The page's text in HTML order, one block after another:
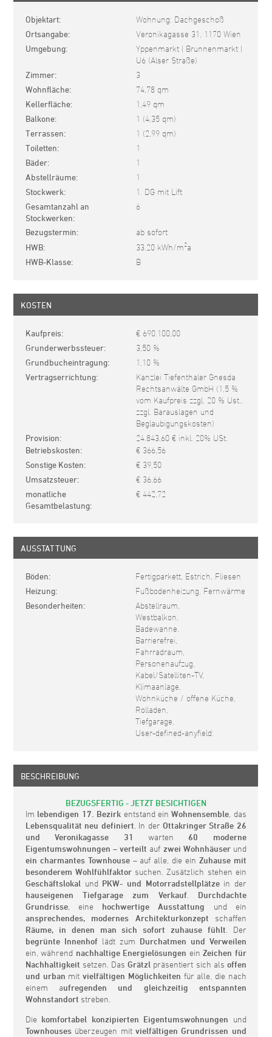
Objektart Wohnung: Dachgeschoß
Ortsangabe Veronikagasse 31, 1170 Wien
Umgebung
Yppenmarkt | Brunnenmarkt |
U6 (Alser Straße)
Zimmer 3
Wohnfläche 74,78 qm
Kellerfläche 1,49 qm
Balkone 1 (4,35 qm)
Terrassen 1 (2,99 qm)
Toiletten 1
Bäder 1
Abstellräume 1
Stockwerk 1. DG mit Lift
Gesamtanzahl an
Stockwerken
6
Bezugstermin ab sofort
HWB 33.20 kWh/m2a
HWB-Klasse B
KOSTEN
Kaufpreis € 690.100,00
Grunderwerbssteuer 3,50 %
Grundbucheintragung 1,10 %
Vertragserrichtung
Kanzlei Tiefenthaler Gnesda
Rechtsanwälte GmbH (1,5 %
vom Kaufpreis zzgl. 20 % Ust.,
zzgl. Barauslagen und
Beglaubigungskosten)
Provision 24.843,60 € inkl. 20% USt.
Betriebskosten € 366,56
Sonstige Kosten € 39,50
Umsatzsteuer € 36,66
monatliche
Gesamtbelastung
€ 442,72
AUSSTATTUNG
Böden Fertigparkett, Estrich, Fliesen
Heizung Fußbodenheizung, Fernwärme
Besonderheiten
Abstellraum,
Westbalkon,
Badewanne,
Barrierefrei,
Fahrradraum,
Personenaufzug,
Kabel/Satelliten-TV,
Klimaanlage,
Wohnküche / offene Küche,
Rolladen,
Tiefgarage,
User-defined-anyfield:
BESCHREIBUNG
BEZUGSFERTIG - JETZT BESICHTIGEN
Im lebendigen 17. Bezirk entstand einWohnensemble , das
Lebensqualität neu definiert . In derOttakringer Straße 26
und Veronikagasse 31
warten 60 moderne
Eigentumswohnungen –verteilt auf zwei Wohnhäuser und
ein charmantes Townhouse– auf alle, die ein Zuhause mit
besonderem Wohlfühlfaktor suchen. Zusätzlich stehen ein
Geschäftslokal und PKW- und Motorradstellplätzein der
hauseigenen Tiefgarage
zum Verkauf. Durchdachte
Grundrisse , eine hochwertige Ausstattung und ein
ansprechendes, modernes Architekturkonzept schaffen
Räume, in denen man sich sofort zuhause fühlt . Der
begrünte Innenhoflädt zum Durchatmen und Verweilen
ein, während nachhaltige Energielösungen einZeichen für
Nachhaltigkeit setzen. DasGrätzl präsentiert sich als offen
und urban mitvielfältigen Möglichkeiten für alle, die nach
einem aufregenden und gleichzeitig entspannten
Wohnstandort streben.
Die komfortabel konzipierten Eigentumswohnungen und
Townhouses überzeugen mitvielfältigen Grundrissen und